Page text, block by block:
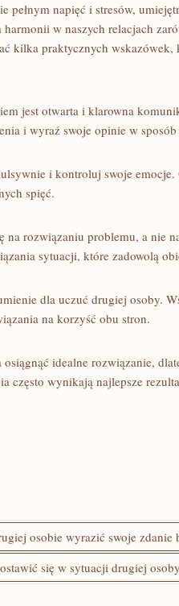
pełnym napięć i stresów,
harmonii w naszych relacjach
kilka praktycznych wskazówek,
jest otwarta i klarowna
i wyraź ​swoje opinie ‌w
i ⁢kontroluj swoje
spięć.
⁤na rozwiązaniu problemu, a ⁢nie
sytuacji, które zadowolą
dla uczuć drugiej‌ osoby.
na korzyść obu stron.
osiągnąć idealne rozwiązanie,
często wynikają najlepsze
osobie wyrazić ⁣swoje zdanie
się w ​sytuacji drugiej